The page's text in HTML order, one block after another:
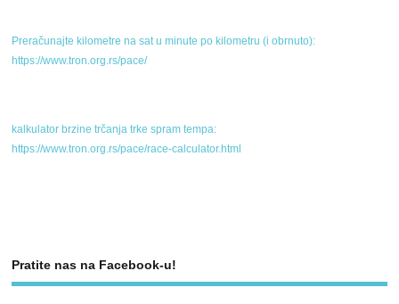
Preračunajte kilometre na sat u minute po kilometru (i obrnuto):
https://www.tron.org.rs/pace/
kalkulator brzine trčanja trke spram tempa:
https://www.tron.org.rs/pace/race-calculator.html
Pratite nas na Facebook-u!